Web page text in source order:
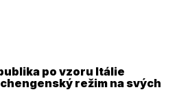
po vzoru Itálie
režim na svých